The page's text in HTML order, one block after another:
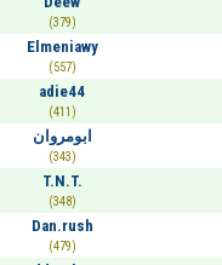
(379)
Elmeniawy
(557)
adie44
(411)
ابومروان
(343)
T.N.T.
(348)
Dan.rush
(479)